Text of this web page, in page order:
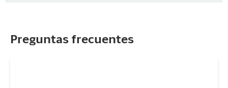
Preguntas frecuentes